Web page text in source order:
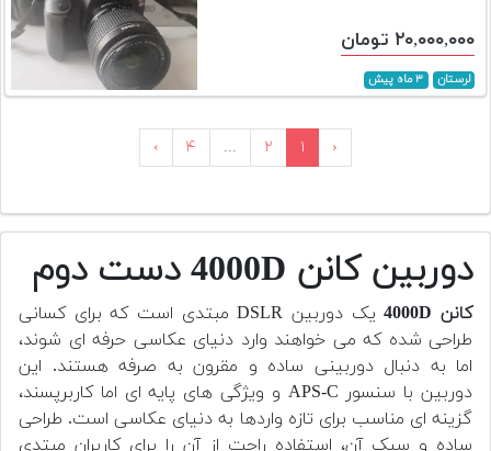
۲۰,۰۰۰,۰۰۰ تومان
لرستان ۳ ماه پیش
‹ ۱ ۲ ... ۴ ›
دوربین کانن 4000D دست دوم
کانن 4000D
یک دوربین DSLR مبتدی است که برای کسانی
طراحی شده که می خواهند وارد دنیای عکاسی حرفه ای شوند،
اما به دنبال دوربینی ساده و مقرون به صرفه هستند. این
دوربین با سنسور APS-C و ویژگی های پایه ای اما کاربرپسند،
گزینه ای مناسب برای تازه واردها به دنیای عکاسی است. طراحی
ساده و سبک آن، استفاده راحت از آن را برای کاربران مبتدی